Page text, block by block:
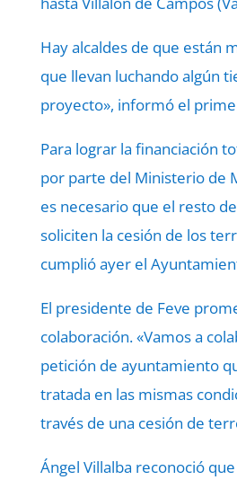
Hay alcaldes de que están
que llevan luchando algún
proyecto», informó el
Para lograr la financiación
por parte del Ministerio de
es necesario que el resto
soliciten la cesión de los
cumplió ayer el
El presidente de Feve
colaboración. «Vamos a
petición de ayuntamiento
tratada en las mismas
través de una cesión de
Ángel Villalba reconoció